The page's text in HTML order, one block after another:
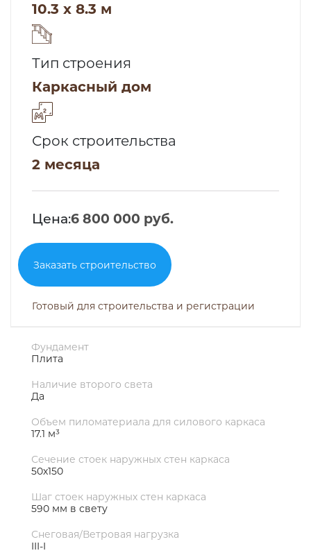
10.3 x 8.3 м
Тип строения
Каркасный дом
Срок строительства
2 месяца
Цена:6 800 000 руб.
Заказать строительство
Готовый для строительства и регистрации
Фундамент
Плита
Наличие второго света
Да
Объем пиломатериала для силового каркаса
17.1 м³
Сечение стоек наружных стен каркаса
50х150
Шаг стоек наружных стен каркаса
590 мм в свету
Снеговая/Ветровая нагрузка
III-I